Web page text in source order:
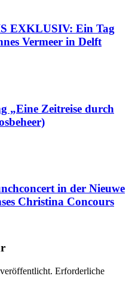
EXKLUSIV: Ein Tag
Vermeer in Delft
„Eine Zeitreise durch
in der Nieuwe
Christina Concours
Erforderliche